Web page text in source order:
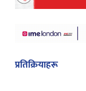
प्रतिक्रियाहरू